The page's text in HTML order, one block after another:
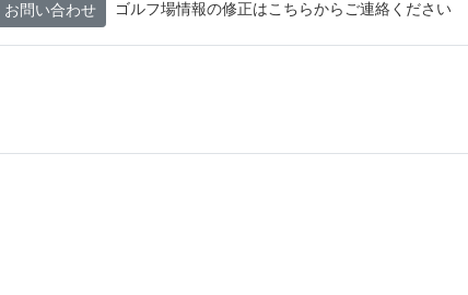
お問い合わせ ゴルフ場情報の修正はこちらからご連絡ください